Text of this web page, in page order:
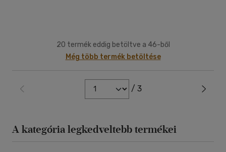
20 termék eddig betöltve a 46-ből
Még több termék betöltése
/ 3
A kategória legkedveltebb termékei